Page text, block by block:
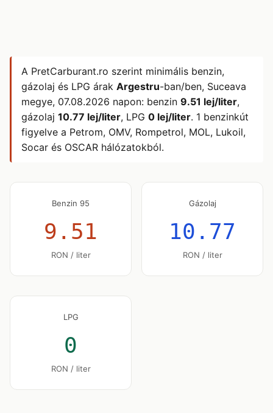
A PretCarburant.ro szerint minimális benzin,
gázolaj és LPG árak Argestru-ban/ben, Suceava
megye, 07.08.2026 napon: benzin 9.51 lej/liter,
gázolaj 10.77 lej/liter, LPG 0 lej/liter. 1 benzinkút
figyelve a Petrom, OMV, Rompetrol, MOL, Lukoil,
Socar és OSCAR hálózatokból.
Benzin 95
9.51
RON / liter
Gázolaj
10.77
RON / liter
LPG
0
RON / liter